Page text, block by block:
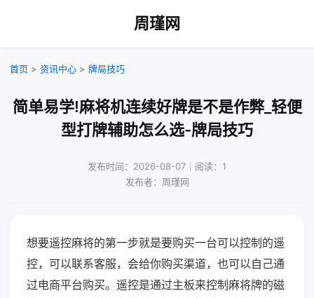
周瑾网
首页 > 资讯中心 > 牌局技巧
简单易学!麻将机连续好牌是不是作弊_轻便
型打牌辅助怎么选-牌局技巧
发布时间：2026-08-07｜阅读：1
发布者：周瑾网
想要遥控麻将的第一步就是要购买一台可以控制的遥
控，可以联系客服，会给你购买渠道，也可以自己通
过电商平台购买。遥控是通过主板来控制麻将牌的磁